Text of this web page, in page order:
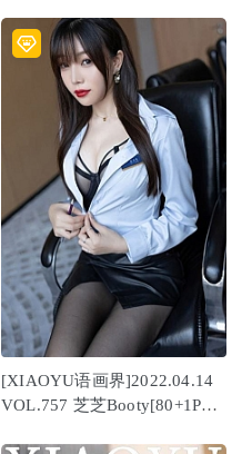
[XIAOYU语画界]2022.04.14
VOL.757 芝芝Booty[80+1P／